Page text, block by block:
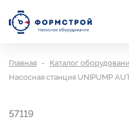
Главная
Каталог
Насосная станция UNIPUMP
57119